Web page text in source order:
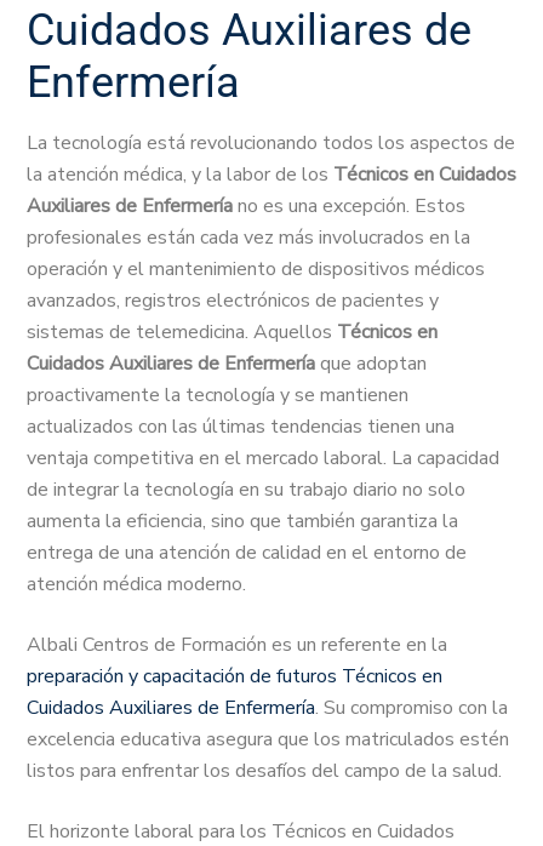
Cuidados Auxiliares de
Enfermería
La tecnología está revolucionando todos los aspectos de
la atención médica, y la labor de los Técnicos en Cuidados
Auxiliares de Enfermeríano es una excepción. Estos
profesionales están cada vez más involucrados en la
operación y el mantenimiento de dispositivos médicos
avanzados, registros electrónicos de pacientes y
sistemas de telemedicina. Aquellos Técnicos en
Cuidados Auxiliares de Enfermeríaque adoptan
proactivamente la tecnología y se mantienen
actualizados con las últimas tendencias tienen una
ventaja competitiva en el mercado laboral. La capacidad
de integrar la tecnología en su trabajo diario no solo
aumenta la eficiencia, sino que también garantiza la
entrega de una atención de calidad en el entorno de
atención médica moderno.
Albali Centros de Formación es un referente en la
preparación y capacitación de futuros Técnicos en
Cuidados Auxiliares de Enfermería. Su compromiso con la
excelencia educativa asegura que los matriculados estén
listos para enfrentar los desafíos del campo de la salud.
El horizonte laboral para los Técnicos en Cuidados